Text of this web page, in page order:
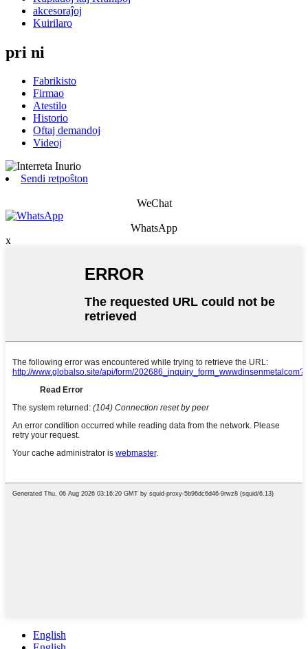
akcesoraĵoj
Kuirilaro
pri ni
Fabrikisto
Firmao
Atestilo
Historio
Oftaj demandoj
Videoj
Sendi retpoŝton
WeChat
WhatsApp
x
English